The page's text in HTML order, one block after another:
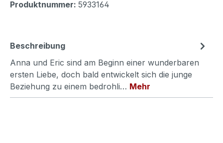
Produktnummer: 5933164
Beschreibung
Anna und Eric sind am Beginn einer wunderbaren
ersten Liebe, doch bald entwickelt sich die junge
Beziehung zu einem bedrohli… Mehr